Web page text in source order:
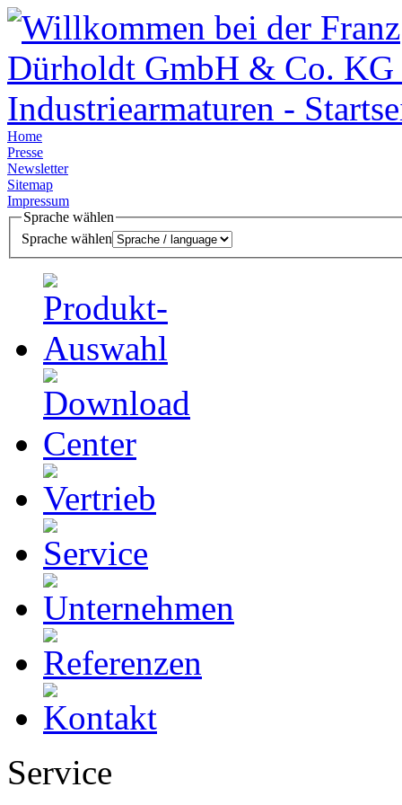
Home
Presse
Newsletter
Sitemap
Impressum
Sprache wählen
Sprache wählen
Service